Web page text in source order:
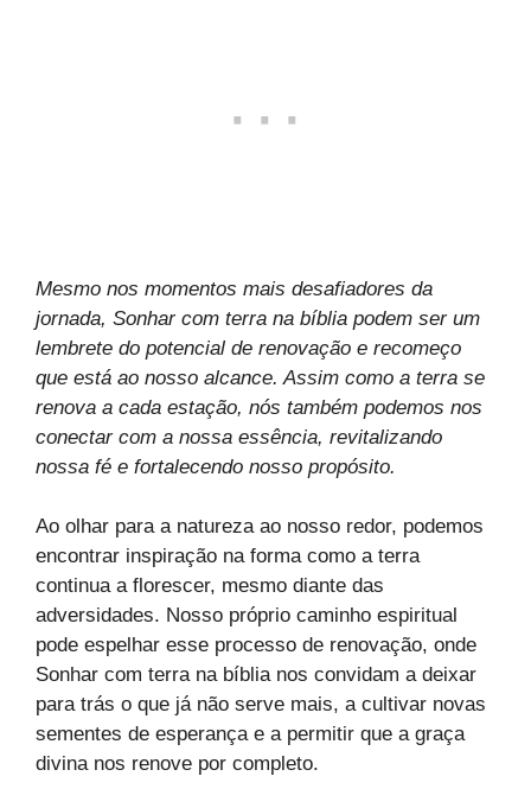
Mesmo nos momentos mais desafiadores da
jornada, Sonhar com terra na bíblia podem ser um
lembrete do potencial de renovação e recomeço
que está ao nosso alcance. Assim como a terra se
renova a cada estação, nós também podemos nos
conectar com a nossa essência, revitalizando
nossa fé e fortalecendo nosso propósito.
Ao olhar para a natureza ao nosso redor, podemos
encontrar inspiração na forma como a terra
continua a florescer, mesmo diante das
adversidades. Nosso próprio caminho espiritual
pode espelhar esse processo de renovação, onde
Sonhar com terra na bíblia nos convidam a deixar
para trás o que já não serve mais, a cultivar novas
sementes de esperança e a permitir que a graça
divina nos renove por completo.